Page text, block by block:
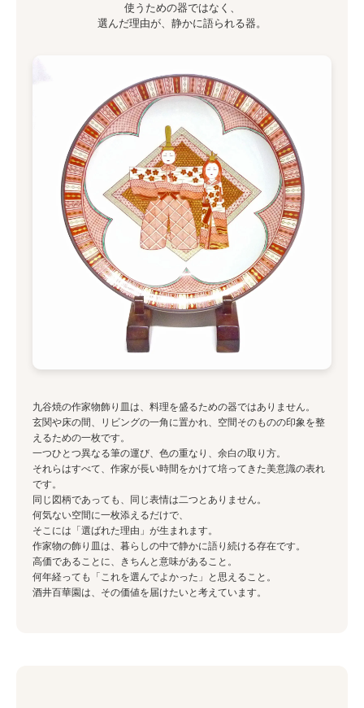
使うための器ではなく、
選んだ理由が、静かに語られる器。
九谷焼の作家物飾り皿は、料理を盛るための器ではありません。
玄関や床の間、リビングの一角に置かれ、空間そのものの印象を整
えるための一枚です。
一つひとつ異なる筆の運び、色の重なり、余白の取り方。
それらはすべて、作家が長い時間をかけて培ってきた美意識の表れ
です。
同じ図柄であっても、同じ表情は二つとありません。
何気ない空間に一枚添えるだけで、
そこには「選ばれた理由」が生まれます。
作家物の飾り皿は、暮らしの中で静かに語り続ける存在です。
高価であることに、きちんと意味があること。
何年経っても「これを選んでよかった」と思えること。
酒井百華園は、その価値を届けたいと考えています。